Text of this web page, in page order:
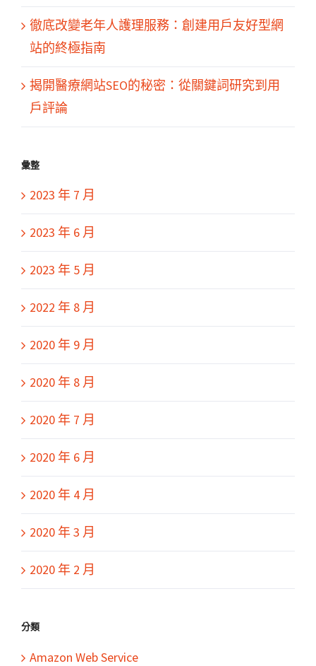
徹底改變老年人護理服務：創建用戶友好型網
站的終極指南
揭開醫療網站SEO的秘密：從關鍵詞研究到用
戶評論
彙整
2023 年 7 月
2023 年 6 月
2023 年 5 月
2022 年 8 月
2020 年 9 月
2020 年 8 月
2020 年 7 月
2020 年 6 月
2020 年 4 月
2020 年 3 月
2020 年 2 月
分類
Amazon Web Service